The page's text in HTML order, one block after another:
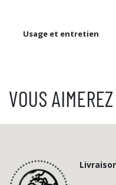
Usage et entretien
VOUS